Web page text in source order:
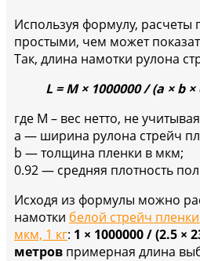
Используя формулу, расчеты
простыми, чем может
Так, длина намотки рулона
L = M × 1000000 / (a × b ×
где М – вес нетто, не
a — ширина рулона стрейч
b — толщина пленки в мкм;
0.92 — средняя плотность
Исходя из формулы можно
намотки белой стрейч
мкм, 1 кг: 1 × 1000000 / (2.5 ×
метров примерная длина